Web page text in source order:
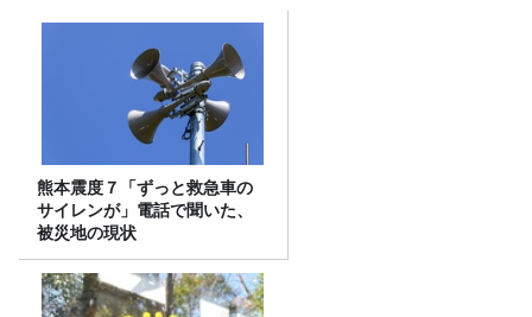
熊本震度７「ずっと救急車の
サイレンが」電話で聞いた、
被災地の現状